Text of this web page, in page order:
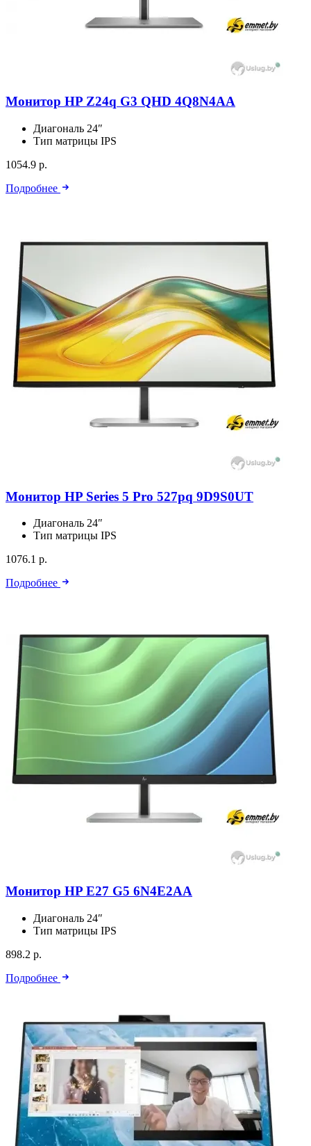
Монитор HP Z24q G3 QHD 4Q8N4AA
Диагональ 24″
Тип матрицы IPS
1054.9 р.
Подробнее
Монитор HP Series 5 Pro 527pq 9D9S0UT
Диагональ 24″
Тип матрицы IPS
1076.1 р.
Подробнее
Монитор HP E27 G5 6N4E2AA
Диагональ 24″
Тип матрицы IPS
898.2 р.
Подробнее